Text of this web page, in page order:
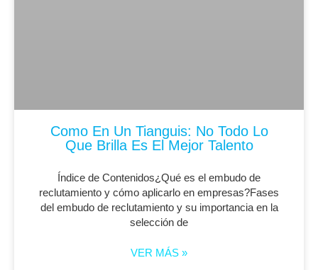
Como En Un Tianguis: No Todo Lo
Que Brilla Es El Mejor Talento
Índice de Contenidos¿Qué es el embudo de
reclutamiento y cómo aplicarlo en empresas?Fases
del embudo de reclutamiento y su importancia en la
selección de
VER MÁS »